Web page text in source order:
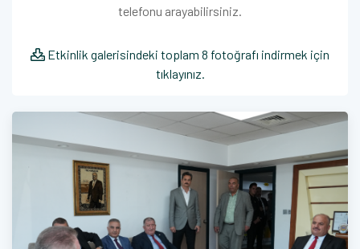
telefonu arayabilirsiniz.
Etkinlik galerisindeki toplam 8 fotoğrafı indirmek için
tıklayınız.